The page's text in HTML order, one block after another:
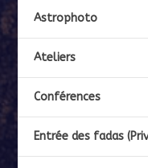
Astrophoto
Ateliers
Conférences
Entrée des fadas